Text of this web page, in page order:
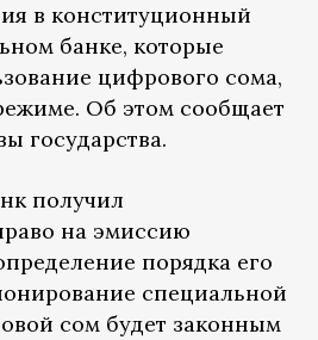
в конституционный
банке, которые
цифрового сома,
Об этом сообщает
государства.
получил
на эмиссию
порядка его
специальной
сом будет законным